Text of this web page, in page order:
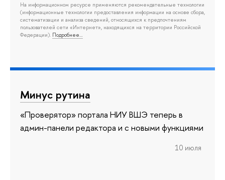
На информационном ресурсе применяются рекомендательные технологии
(информационные технологии предоставления информации на основе сбора,
систематизации и анализа сведений, относящихся к предпочтениям
пользователей сети «Интернет», находящихся на территории Российской
Федерации). Подробнее…
Минус рутина
«Проверятор» портала НИУ ВШЭ теперь в
админ-панели редактора и с новыми функциями
10 июля